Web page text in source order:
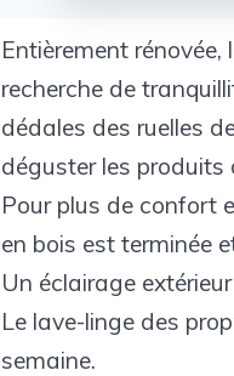
Entièrement
recherche de
dédales des ruelles
déguster les produits
Pour plus de confort
en bois est terminée
Un éclairage
Le lave-linge des
semaine.